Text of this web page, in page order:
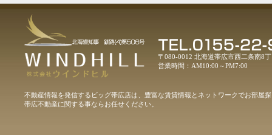
〒080-0012 北海道帯広市西二条南8
営業時間：AM10:00～PM7:00
不動産情報を発信するビッグ帯広店は、豊富な賃貸情報とネットワークでお部屋
帯広不動産に関する事ならお任せください。